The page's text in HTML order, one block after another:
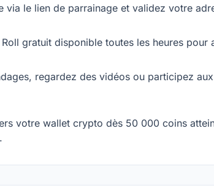
via le lien de parrainage et validez votre
gratuit disponible toutes les heures pour
regardez des vidéos ou participez
votre wallet crypto dès 50 000 coins